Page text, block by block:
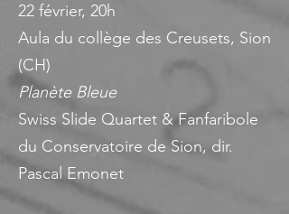
22 février, 20h
Aula du collège des Creusets, Sion
(CH)
Planète Bleue
Swiss Slide Quartet & Fanfaribole
du Conservatoire de Sion, dir.
Pascal Emonet